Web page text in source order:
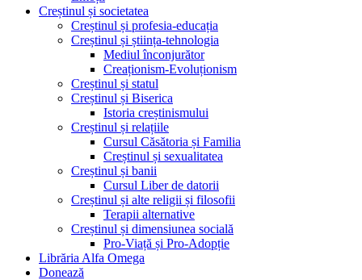
Creștinul și societatea
Creștinul și profesia-educația
Creștinul și știința-tehnologia
Mediul înconjurător
Creaționism-Evoluționism
Creștinul și statul
Creștinul și Biserica
Istoria creștinismului
Creștinul și relațiile
Cursul Căsătoria și Familia
Creștinul și sexualitatea
Creștinul și banii
Cursul Liber de datorii
Creștinul și alte religii și filosofii
Terapii alternative
Creștinul și dimensiunea socială
Pro-Viață și Pro-Adopție
Librăria Alfa Omega
Donează